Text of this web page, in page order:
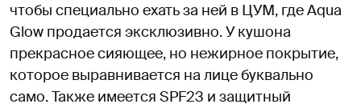
чтобы специально ехать за ней в ЦУМ, где Aqua
Glow продается эксклюзивно. У кушона
прекрасное сияющее, но нежирное покрытие,
которое выравнивается на лице буквально
само. Также имеется SPF23 и защитный